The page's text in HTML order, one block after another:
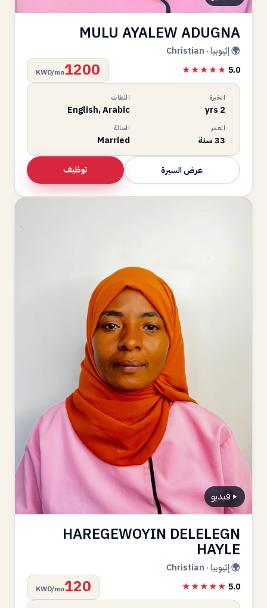
MULU AYALEW ADUGNA
🌍 إثيوبيا · Christian
★★★★★ 5.0
1200
KWD/mo
الخبرة
2 yrs
اللغات
English, Arabic
العمر
33 سنة
الحالة
Married
عرض السيرة توظيف
HD
فيديو
HAREGEWOYIN DELELEGN
HAYLE
🌍 إثيوبيا · Christian
★★★★★ 5.0
120
KWD/mo